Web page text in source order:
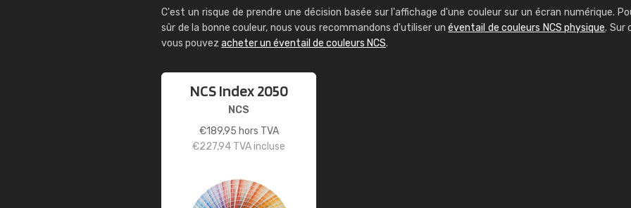
C'est un risque de prendre une décision basée sur l'affichage d'une couleur sur un écran numérique.
sûr de la bonne couleur, nous vous recommandons d'utiliser unéventail de couleurs NCS physique. Sur
vous pouvez acheter un éventail de couleurs NCS.
NCS Index 2050
NCS
€189,95 hors TVA
€227,94 TVA incluse